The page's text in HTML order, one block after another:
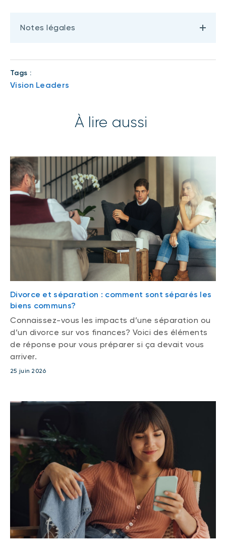
Notes légales
Tags :
Vision Leaders
À lire aussi
Divorce et séparation : comment sont séparés les
biens communs?
Connaissez-vous les impacts d’une séparation ou
d’un divorce sur vos finances? Voici des éléments
de réponse pour vous préparer si ça devait vous
arriver.
25 juin 2026